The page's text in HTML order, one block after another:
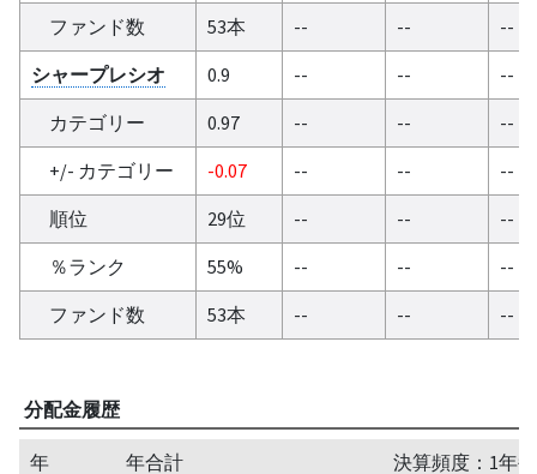
ファンド数
53本 -- --
--
シャープレシオ
0.9 -- --
--
カテゴリー
0.97 -- --
--
+/- カテゴリー
-0.07 -- --
--
順位
29位 -- --
--
％ランク
55% -- --
--
ファンド数
53本 -- -- --
分配金履歴
年 年合計 決算頻度：1年